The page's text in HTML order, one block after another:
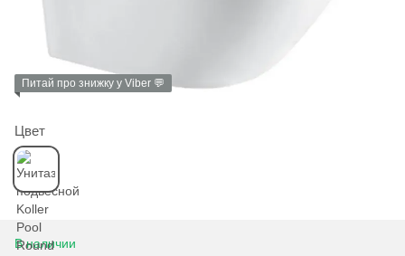
Питай про знижку у Viber 💬
Цвет
В наличии